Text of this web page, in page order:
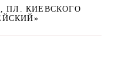
ПЛ. КИЕВСКОГО